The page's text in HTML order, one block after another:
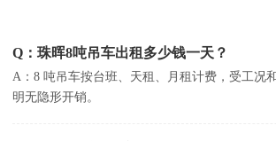
Q：珠晖8吨吊车出租多少钱一天？
A：8 吨吊车按台班、天租、月租计费，受工况
明无隐形开销。